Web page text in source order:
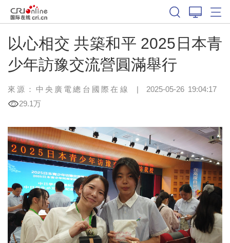
以心相交 共築和平 2025日本青
少年訪豫交流營圓滿舉行
來源：中央廣電總台國際在線 | 2025-05-26 19:04:17
29.1万